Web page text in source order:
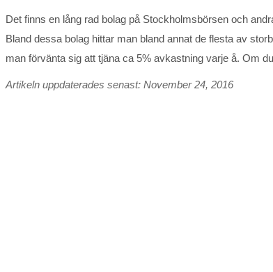
Det finns en lång rad bolag på Stockholmsbörsen och
Bland dessa bolag hittar man bland annat de flesta av
man förvänta sig att tjäna ca 5% avkastning varje å. Om
Artikeln uppdaterades senast: November 24, 2016